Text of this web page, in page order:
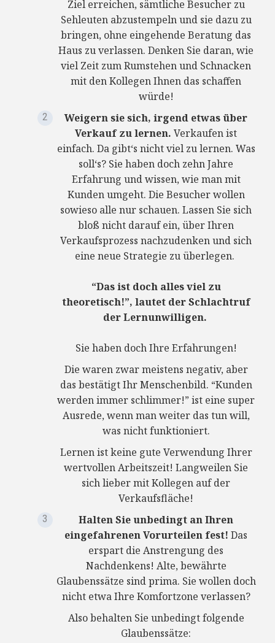
Ziel erreichen, sämtliche Besucher zu
Sehleuten abzustempeln und sie dazu zu
bringen, ohne eingehende Beratung das
Haus zu verlassen. Denken Sie daran, wie
viel Zeit zum Rumstehen und Schnacken
mit den Kollegen Ihnen das schaffen
würde!
Weigern sie sich, irgend etwas über
Verkauf zu lernen. Verkaufen ist
einfach. Da gibt‘s nicht viel zu lernen. Was
soll‘s? Sie haben doch zehn Jahre
Erfahrung und wissen, wie man mit
Kunden umgeht. Die Besucher wollen
sowieso alle nur schauen. Lassen Sie sich
bloß nicht darauf ein, über Ihren
Verkaufsprozess nachzudenken und sich
eine neue Strategie zu überlegen.
“Das ist doch alles viel zu
theoretisch!”, lautet der Schlachtruf
der Lernunwilligen.
Sie haben doch Ihre Erfahrungen!
Die waren zwar meistens negativ, aber
das bestätigt Ihr Menschenbild. “Kunden
werden immer schlimmer!” ist eine super
Ausrede, wenn man weiter das tun will,
was nicht funktioniert.
Lernen ist keine gute Verwendung Ihrer
wertvollen Arbeitszeit! Langweilen Sie
sich lieber mit Kollegen auf der
Verkaufsfläche!
Halten Sie unbedingt an Ihren
eingefahrenen Vorurteilen fest! Das
erspart die Anstrengung des
Nachdenkens! Alte, bewährte
Glaubenssätze sind prima. Sie wollen doch
nicht etwa Ihre Komfortzone verlassen?
Also behalten Sie unbedingt folgende
Glaubenssätze: